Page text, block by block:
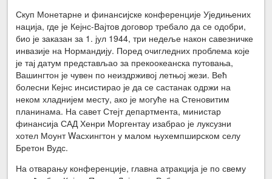
Скуп Монетарне и финансијске конференције Уједињених
нација, где је Кејнс-Вајтов договор требало да се одобри,
био је заказан за 1. јул 1944, три недеље након савезничке
инвазије на Нормандију. Поред очигледних проблема које
је тај датум представљао за прекоокеанска путовања,
Вашингтон је чувен по неиздрживој летњој жези. Већ
болесни Кејнс инсистирао је да се састанак одржи на
неком хладнијем месту, ако је могуће на Стеновитим
планинама. На савет Стејт департмента, министар
финансија САД Хенри Моргентау изабрао је луксузни
хотел Моунт Wасхингтон у малом њухемпширском селу
Бретон Вудс.
На отварању конференције, главна атракција је по свему